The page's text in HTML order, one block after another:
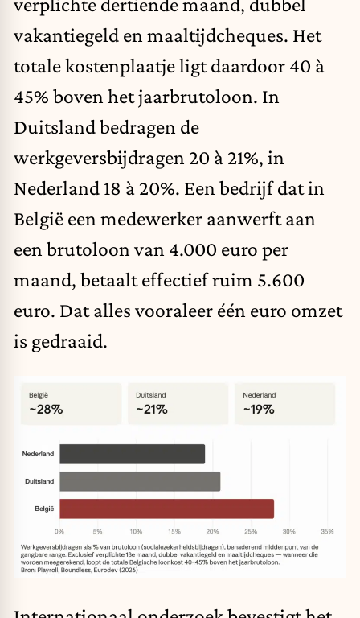
vakantiegeld en maaltijdcheques. Het
totale kostenplaatje ligt daardoor 40 à
45% boven het jaarbrutoloon. In
Duitsland bedragen de
werkgeversbijdragen 20 à 21%, in
Nederland 18 à 20%. Een bedrijf dat in
België een medewerker aanwerft aan
een brutoloon van 4.000 euro per
maand, betaalt effectief ruim 5.600
euro. Dat alles vooraleer één euro omzet
is gedraaid.